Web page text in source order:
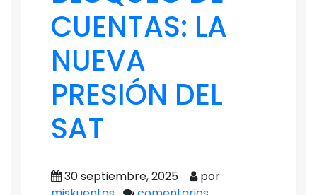
CUENTAS: LA
NUEVA
PRESIÓN DEL
SAT
30 septiembre, 2025
por